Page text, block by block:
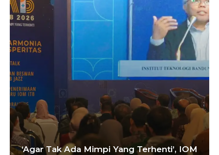
‘Agar Tak Ada Mimpi Yang Terhenti’, IOM